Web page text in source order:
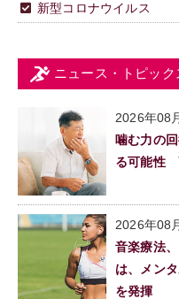
新型コロナウイルス
ニュース・トピック
2026年08
噛む力の
る可能性
2026年08
音楽療法
は、メン
を発揮